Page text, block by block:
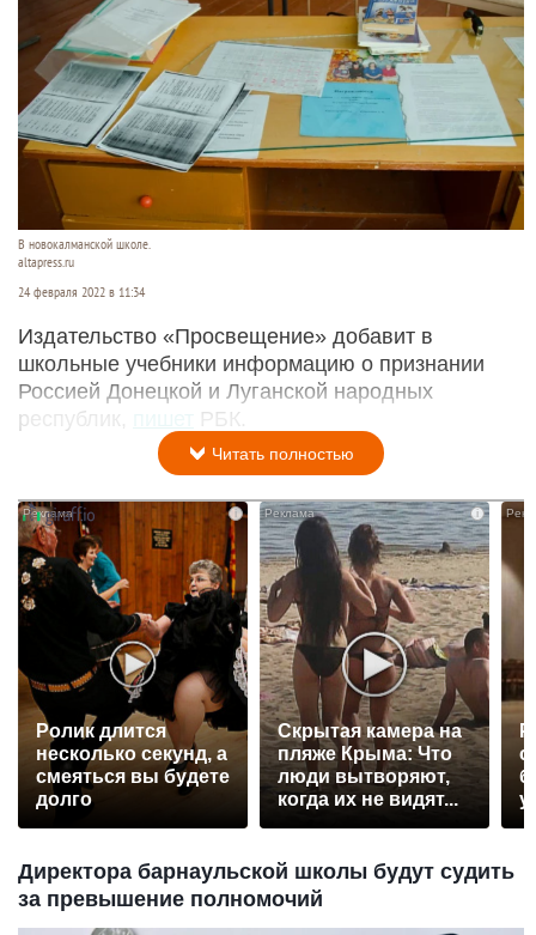
В новокалманской школе.
altapress.ru
24 февраля 2022 в 11:34
Издательство «Просвещение» добавит в
школьные учебники информацию о признании
Россией Донецкой и Луганской народных
республик,
РБК.
Читать полностью
Ролик длится
несколько секунд, а
смеяться вы будете
долго
i
Скрытая камера на
пляже Крыма: Что
люди вытворяют,
когда их не видят...
Директора барнаульской школы будут судить
за превышение полномочий